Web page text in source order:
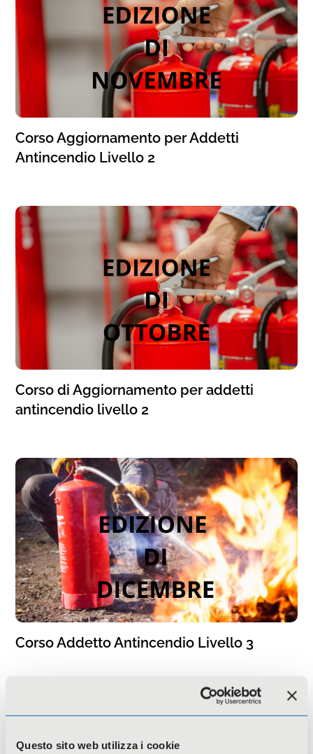
Questo sito web utilizza i cookie
Corso Aggiornamento per Addetti
Antincendio Livello 2
Corso di Aggiornamento per addetti
antincendio livello 2
Corso Addetto Antincendio Livello 3